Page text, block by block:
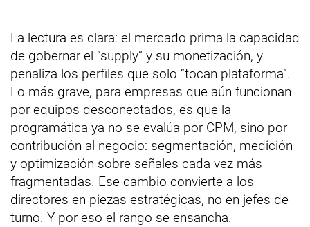
La lectura es clara: el mercado prima la capacidad
de gobernar el “supply” y su monetización, y
penaliza los perfiles que solo “tocan plataforma”.
Lo más grave, para empresas que aún funcionan
por equipos desconectados, es que la
programática ya no se evalúa por CPM, sino por
contribución al negocio: segmentación, medición
y optimización sobre señales cada vez más
fragmentadas. Ese cambio convierte a los
directores en piezas estratégicas, no en jefes de
turno. Y por eso el rango se ensancha.